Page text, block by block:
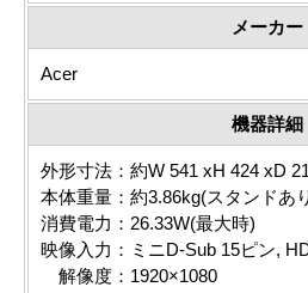
メーカー
Acer
機器詳細
外形寸法：約W 541 xH 424 xD
本体重量：約3.86kg(スタンドあ
消費電力：26.33W(最大時)
映像入力：ミニD-Sub 15ピン,
解像度：1920×1080